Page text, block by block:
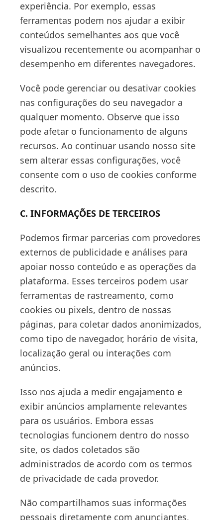
experiência. Por exemplo, essas
ferramentas podem nos ajudar a exibir
conteúdos semelhantes aos que você
visualizou recentemente ou acompanhar o
desempenho em diferentes navegadores.
Você pode gerenciar ou desativar cookies
nas configurações do seu navegador a
qualquer momento. Observe que isso
pode afetar o funcionamento de alguns
recursos. Ao continuar usando nosso site
sem alterar essas configurações, você
consente com o uso de cookies conforme
descrito.
C. INFORMAÇÕES DE TERCEIROS
Podemos firmar parcerias com provedores
externos de publicidade e análises para
apoiar nosso conteúdo e as operações da
plataforma. Esses terceiros podem usar
ferramentas de rastreamento, como
cookies ou pixels, dentro de nossas
páginas, para coletar dados anonimizados,
como tipo de navegador, horário de visita,
localização geral ou interações com
anúncios.
Isso nos ajuda a medir engajamento e
exibir anúncios amplamente relevantes
para os usuários. Embora essas
tecnologias funcionem dentro do nosso
site, os dados coletados são
administrados de acordo com os termos
de privacidade de cada provedor.
Não compartilhamos suas informações
pessoais diretamente com anunciantes,